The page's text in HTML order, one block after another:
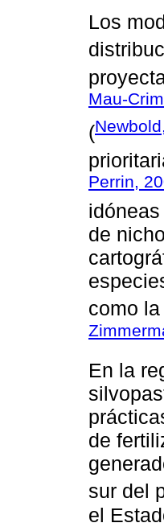
Los
Mau-
(
Perrin,
de
como
En la
de
sur del
el